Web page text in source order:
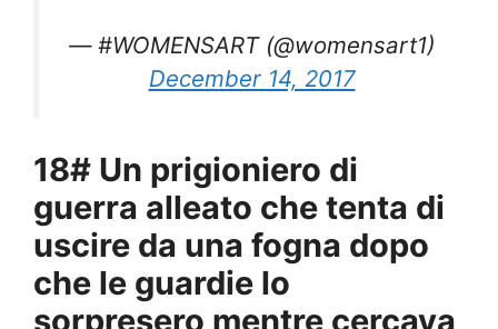
— #WOMENSART (@womensart1)
December 14, 2017
18# Un prigioniero di
guerra alleato che tenta di
uscire da una fogna dopo
che le guardie lo
sorpresero mentre cercava